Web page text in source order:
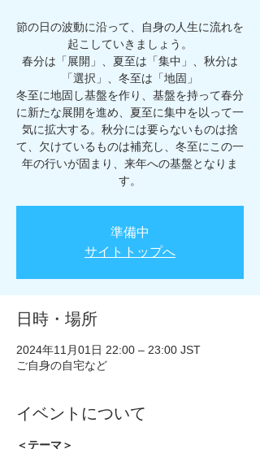
節の日の波動に沿って、自身の人生に流れを
起こしていきましょう。
春分は「展開」、夏至は「集中」、秋分は
「選択」、冬至は「地固」
冬至に地固し基盤を作り、基盤を持って春分
に新たな展開を進め、夏至に集中を以って一
気に拡大する。秋分には要らないものは捨
て、欠けているものは補充し、冬至にこの一
年の行いが固まり、来年への基盤となりま
す。
準備中
サイトトップへ
日時・場所
2024年11月01日 22:00 – 23:00 JST
ご自身の自宅など
イベントについて
＜テーマ＞